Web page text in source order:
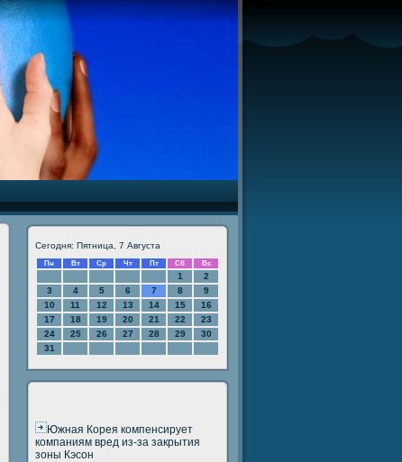
Сегодня: Пятница, 7 Августа
Пн Вт Ср Чт Пт Сб Вс
1
2
3
4 5 6 7 8
9
10
11 12 13 14 15
16
17
18 19 20 21 22
23
24
25 26 27 28 29
30
31
Южная Корея компенсирует
компаниям вред из-за закрытия
зоны Кэсон